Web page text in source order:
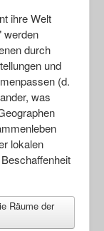
ihre Welt
werden
durch
und
(d.
was
lokalen
Räume der